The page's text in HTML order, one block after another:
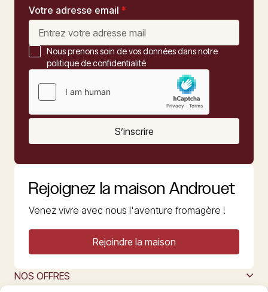
Votre adresse email *
Nous prenons soin de vos données dans notre
politique de confidentialité
S’inscrire
Rejoignez la maison Androuet
Venez vivre avec nous l'aventure fromagère !
Rejoindre la maison
NOS OFFRES